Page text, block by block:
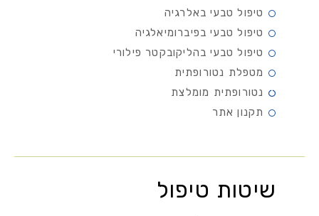
טיפול טבעי באלרגיה
טיפול טבעי בפיברומיאלגיה
טיפול טבעי בהליקובקטר פילורי
מטפלת נטורופתית
נטורופתית מומלצת
תקנון אתר
שיטות טיפול